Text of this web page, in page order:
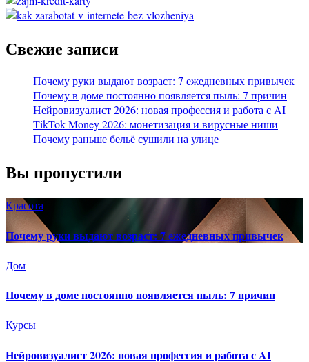
Свежие записи
Почему руки выдают возраст: 7 ежедневных привычек
Почему в доме постоянно появляется пыль: 7 причин
Нейровизуалист 2026: новая профессия и работа с AI
TikTok Money 2026: монетизация и вирусные ниши
Почему раньше бельё сушили на улице
Вы пропустили
Красота
Почему руки выдают возраст: 7 ежедневных привычек
Дом
Почему в доме постоянно появляется пыль: 7 причин
Курсы
Нейровизуалист 2026: новая профессия и работа с AI